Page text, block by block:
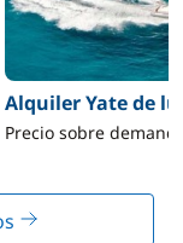
Alquiler Yate de
Precio sobre